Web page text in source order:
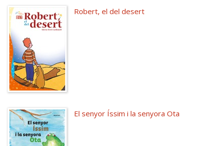
Robert, el del desert
El senyor Íssim i la senyora Ota